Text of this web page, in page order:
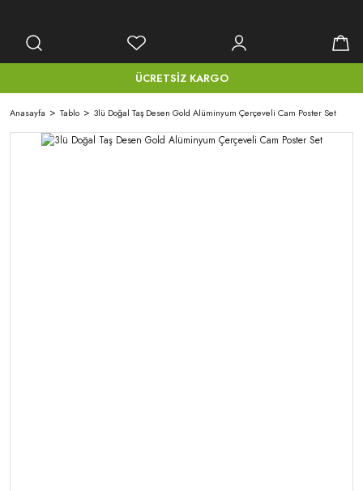
ÜCRETSİZ KARGO
Anasayfa Tablo 3lü Doğal Taş Desen Gold Alüminyum Çerçeveli Cam Poster Set